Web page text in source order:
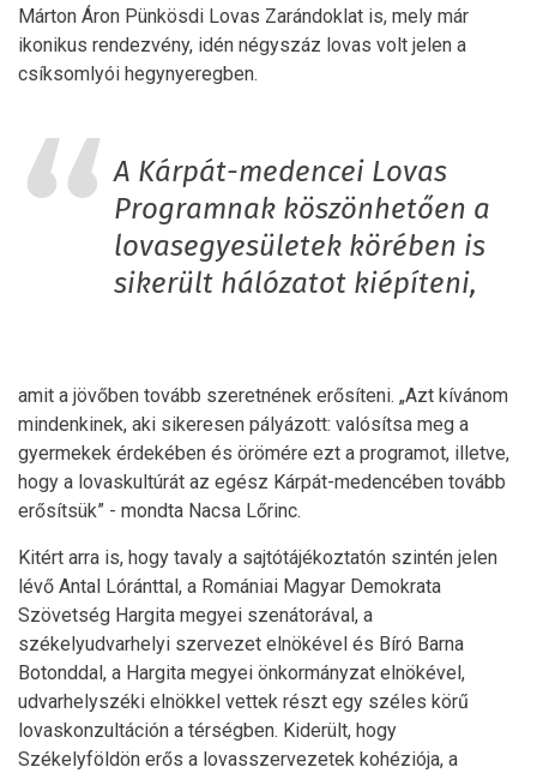
Márton Áron Pünkösdi Lovas Zarándoklat is, mely már
ikonikus rendezvény, idén négyszáz lovas volt jelen a
csíksomlyói hegynyeregben.
A Kárpát-medencei Lovas
Programnak köszönhetően a
lovasegyesületek körében is
sikerült hálózatot kiépíteni,
amit a jövőben tovább szeretnének erősíteni. „Azt kívánom
mindenkinek, aki sikeresen pályázott: valósítsa meg a
gyermekek érdekében és örömére ezt a programot, illetve,
hogy a lovaskultúrát az egész Kárpát-medencében tovább
erősítsük” - mondta Nacsa Lőrinc.
Kitért arra is, hogy tavaly a sajtótájékoztatón szintén jelen
lévő Antal Lóránttal, a Romániai Magyar Demokrata
Szövetség Hargita megyei szenátorával, a
székelyudvarhelyi szervezet elnökével és Bíró Barna
Botonddal, a Hargita megyei önkormányzat elnökével,
udvarhelyszéki elnökkel vettek részt egy széles körű
lovaskonzultáción a térségben. Kiderült, hogy
Székelyföldön erős a lovasszervezetek kohéziója, a